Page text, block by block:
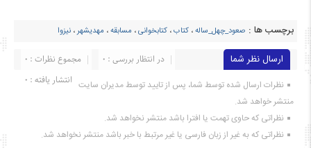
برچسب ها : صعود_چهل_ساله، کتاب، کتابخوانی، مسابقه، مهدیشهر، نیزوا
ارسال نظر شما مجموع نظرات : 0
در انتظار بررسی : 0
انتشار یافته : ۰ نظرات ارسال شده توسط شما، پس از تایید توسط مدیران سایت
منتشر خواهد شد.
نظراتی که حاوی تهمت یا افترا باشد منتشر نخواهد شد.
نظراتی که به غیر از زبان فارسی یا غیر مرتبط با خبر باشد منتشر نخواهد شد.